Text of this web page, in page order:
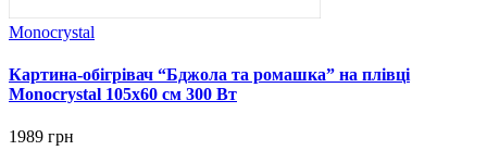
Monocrystal
Картина-обігрівач “Бджола та ромашка” на плівці
Monocrystal 105x60 см 300 Вт
1989 грн